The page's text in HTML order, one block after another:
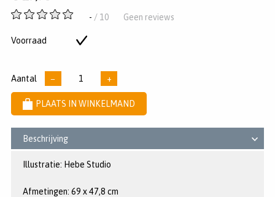
-
5
- / 10 Geen reviews
Voorraad
Aantal − +
PLAATS IN WINKELMAND
Beschrijving
Illustratie: Hebe Studio
Afmetingen: 69 x 47,8 cm